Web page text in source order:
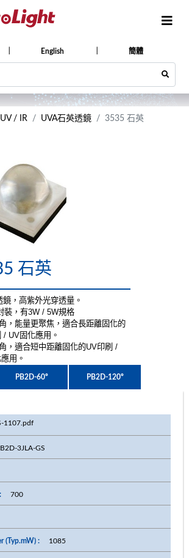
English 簡體
UV / IR UVA石英透鏡 3535 石英
石英
鏡，高紫外光穿透量。
裝，有3W / 5W規格
，能量更聚焦，適合長距離固化的
/ UV固化應用。
，適合短中距離固化的UV印刷 /
用。
PB2D-60º PB2D-120º
1107.pdf
3JLA-GS
700
1085